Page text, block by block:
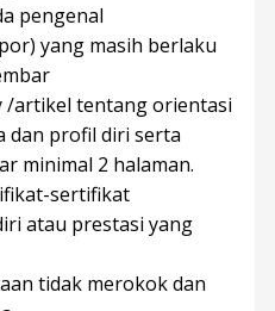
pengenal
yang masih berlaku
/artikel tentang orientasi
dan profil diri serta
minimal 2 halaman.
sertifikat
atau prestasi yang
tidak merokok dan